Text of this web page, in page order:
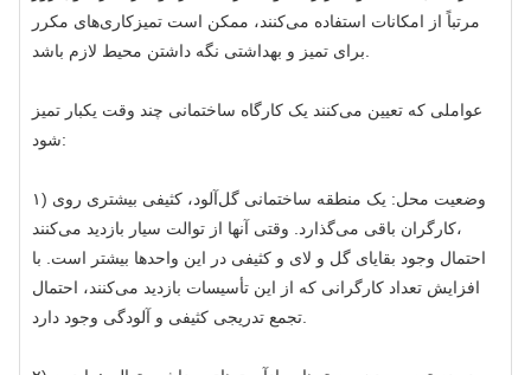
مرتباً از امکانات استفاده می‌کنند، ممکن است تمیزکاری‌های مکرر
عواملی که تعیین می‌کنند یک کارگاه ساختمانی چند وقت یکبار تمیز
شود:
۱) وضعیت محل: یک منطقه ساختمانی گل‌آلود، کثیفی بیشتری روی
کارگران باقی می‌گذارد. وقتی آنها از توالت سیار بازدید می‌کنند،
احتمال وجود بقایای گل و لای و کثیفی در این واحدها بیشتر است. با
افزایش تعداد کارگرانی که از این تأسیسات بازدید می‌کنند، احتمال